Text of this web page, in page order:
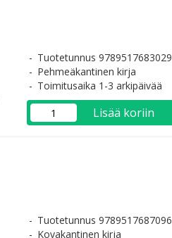
Tuotetunnus 9789517683029
Pehmeäkantinen kirja
Toimitusaika 1-3 arkipäivää
Lisää koriin
Tuotetunnus 9789517687096
Kovakantinen kirja